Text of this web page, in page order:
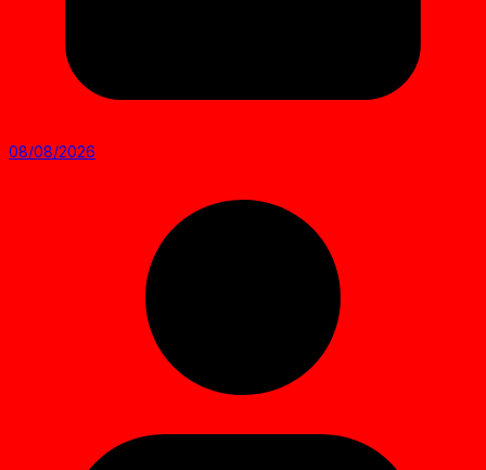
08/08/2026